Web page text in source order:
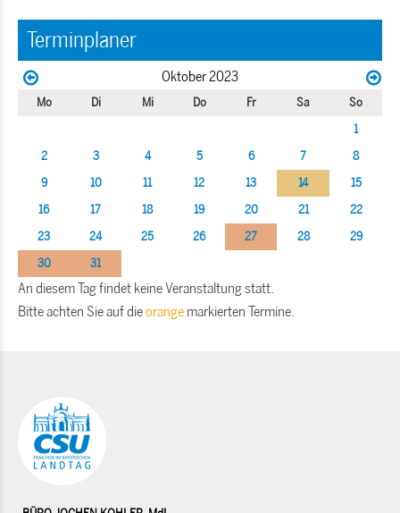
Terminplaner
Oktober 2023
Mo Di Mi Do Fr Sa
So
1
2
3 4 5 6 7
8
9
10 11 12 13 14
15
16
17 18 19 20 21
22
23
24 25 26 27 28
29
30
31
An diesem Tag findet keine Veranstaltung statt.
Bitte achten Sie auf dieorange markierten Termine.